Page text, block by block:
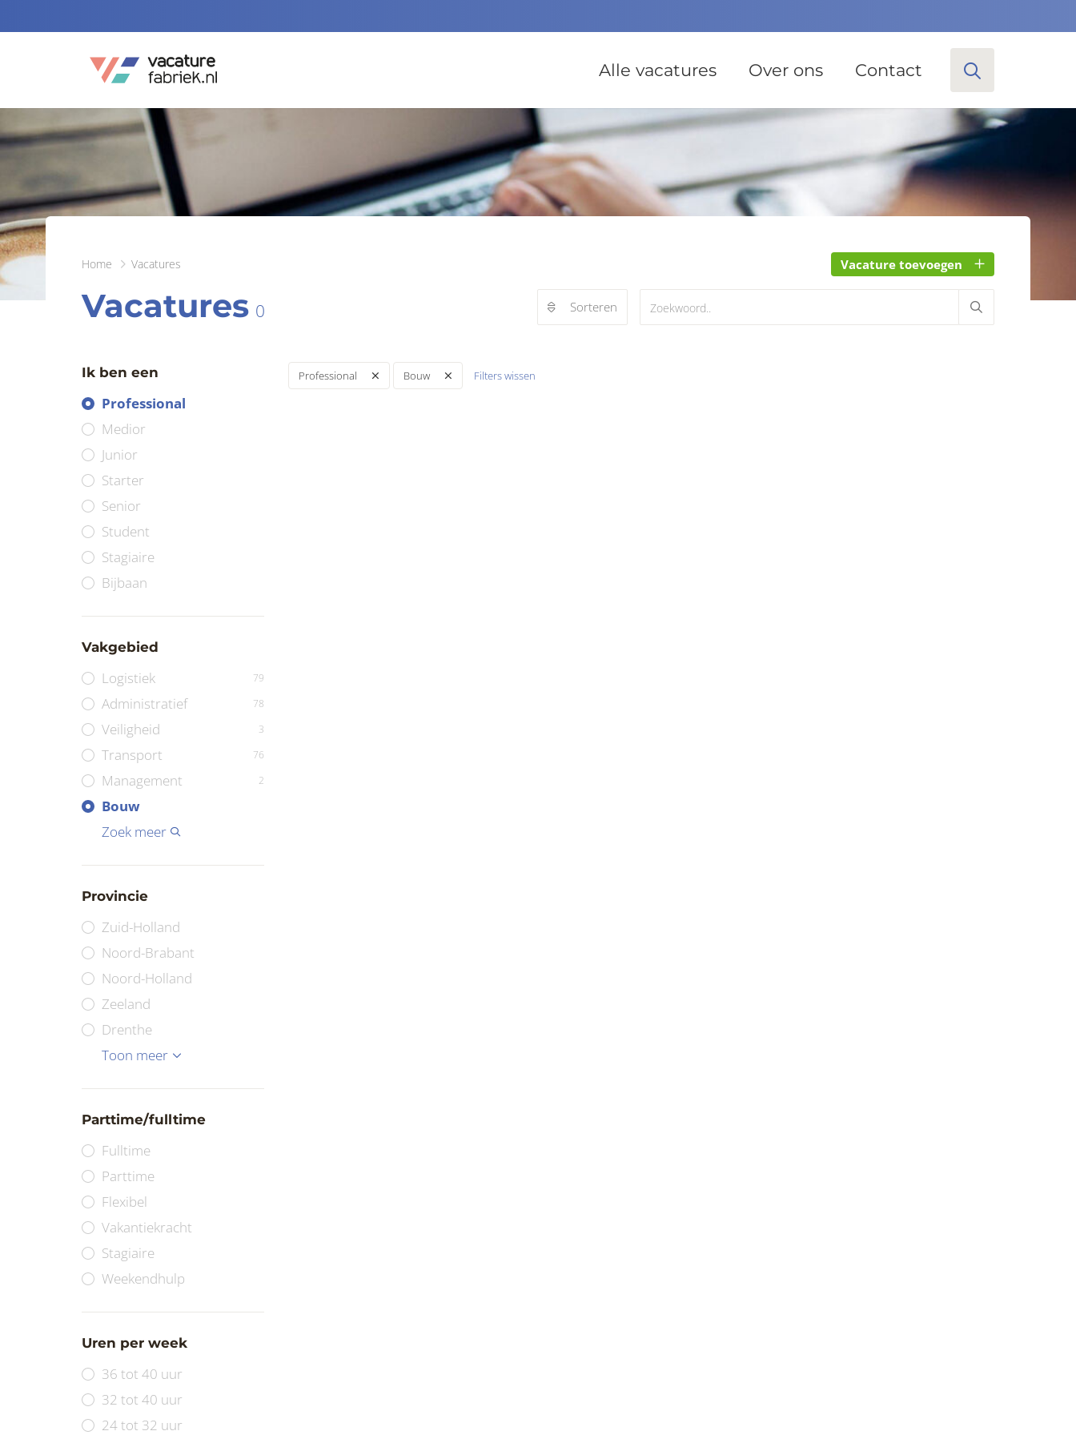
Home Vacatures
Vacatures 0 Sorteren
Vacature toevoegen
Ik ben een
Professional
Medior
Junior
Starter
Senior
Student
Stagiaire
Bijbaan
Vakgebied
Logistiek 79
Administratief 78
Veiligheid 3
Transport 76
Management 2
Overig
Callcenter
Industrie
Techniek
Overheid
Bouw
Installatietechniek
Horeca
Laboratorium
Marketing
Werktuigbouwkunde
Zoek meer
Provincie
Zuid-Holland
Noord-Brabant
Noord-Holland
Zeeland
Drenthe
Flevoland
Friesland
Gelderland
Groningen
Limburg
Overijssel
Utrecht
Toon meer
Parttime/fulltime
Fulltime
Parttime
Flexibel
Vakantiekracht
Stagiaire
Weekendhulp
Uren per week
36 tot 40 uur
32 tot 40 uur
24 tot 32 uur
Professional Bouw Filters wissen
Alle vacatures Over ons Contact